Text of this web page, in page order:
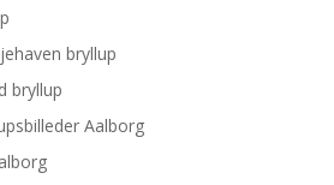
bryllup
bryllup
Aalborg